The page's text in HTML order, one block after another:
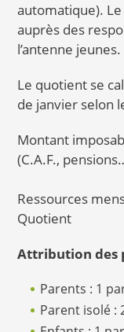
automatique).
auprès des
l’antenne jeunes.
Le quotient se
de janvier selon
Montant
(C.A.F.,
Ressources
Quotient
Attribution des
Parents : 1
Parent isolé :